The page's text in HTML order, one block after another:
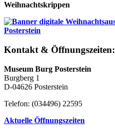
Weihnachtskrippen
Kontakt & Öffnungszeiten:
Museum Burg Posterstein
Burgberg 1
D-04626 Posterstein
Telefon: (034496) 22595
Aktuelle Öffnungszeiten